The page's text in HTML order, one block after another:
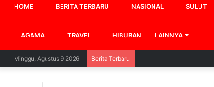
HOME BERITA TERBARU NASIONAL SULUT
AGAMA TRAVEL HIBURAN LAINNYA
Minggu, Agustus 9 2026 Berita Terbaru